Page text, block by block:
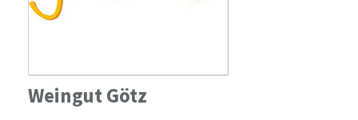
Weingut Götz